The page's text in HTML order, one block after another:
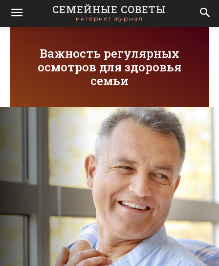
СЕМЕЙНЫЕ СОВЕТЫ
интернет журнал
Важность регулярных
осмотров для здоровья
семьи